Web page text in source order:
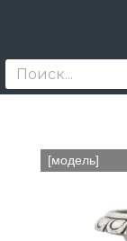
[модель]